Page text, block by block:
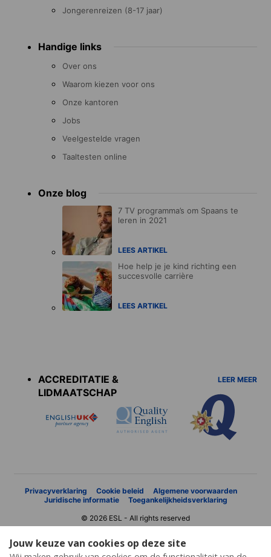
Jouw keuze van cookies op deze site
Jongerenreizen (8-17 jaar)
Handige links
Over ons
Waarom kiezen voor ons
Onze kantoren
Jobs
Veelgestelde vragen
Taaltesten online
Onze blog
7 TV programma’s om Spaans te
leren in 2021
LEES ARTIKEL
Hoe help je je kind richting een
succesvolle carrière
LEES ARTIKEL
ACCREDITATIE &
LIDMAATSCHAP
LEER MEER
Privacyverklaring Cookie beleid
Algemene voorwaarden
Juridische informatie
Toegankelijkheidsverklaring
© 2026 ESL - All rights reserved